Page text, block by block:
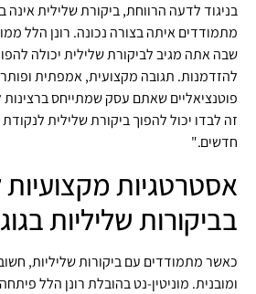
בניגוד לדעה הרווחת, ביקורת שלילית אינה
מתמודדים איתה בצורה נכונה. רונן הלל
שבה אתה מגיב לביקורת שלילית יכולה
להזדמנות. תגובה מקצועית, אמפתית
פוטנציאליים שאתם עסק שמתייחס ברצינות
זה לבדו יכול להפוך ביקורת שלילית לנקודת
חדשים."
אסטרטגיות מקצועיות
בביקורות שליליות
כאשר מתמודדים עם ביקורות שליליות,
ומובנית. מוניטין-נט בהובלת רונן הלל